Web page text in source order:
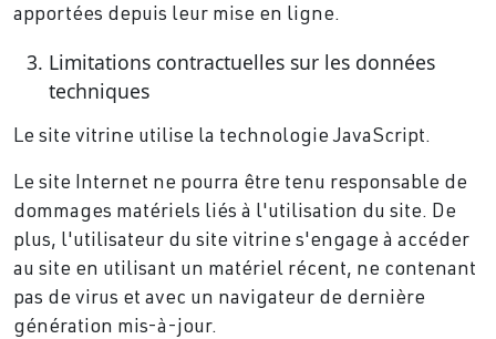
apportées depuis leur mise en ligne.
Limitations contractuelles sur les données
techniques
Le site vitrine utilise la technologie JavaScript.
Le site Internet ne pourra être tenu responsable de
dommages matériels liés à l'utilisation du site. De
plus, l'utilisateur du site vitrine s'engage à accéder
au site en utilisant un matériel récent, ne contenant
pas de virus et avec un navigateur de dernière
génération mis-à-jour.